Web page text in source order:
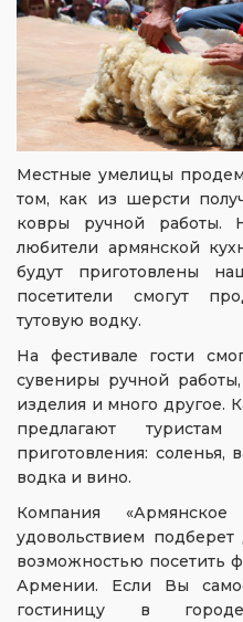
Местные умелицы
том, как из шерсти
ковры ручной работы.
любители армянской
будут приготовлены
посетители смогут
тутовую водку.
На фестивале гости
сувениры ручной
изделия и много другое.
предлагают туристам
приготовления: соленья,
водка и вино.
Компания
удовольствием
возможностью посетить
Армении. Если Вы
гостиницу в